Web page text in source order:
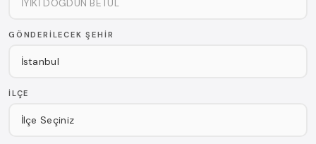
GÖNDERILECEK ŞEHIR
İLÇE